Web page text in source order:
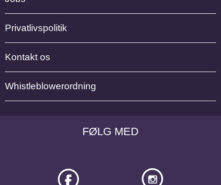
FØLG MED
Privatlivspolitik
Kontakt os
Whistleblowerordning